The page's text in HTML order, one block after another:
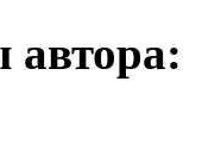
автора: